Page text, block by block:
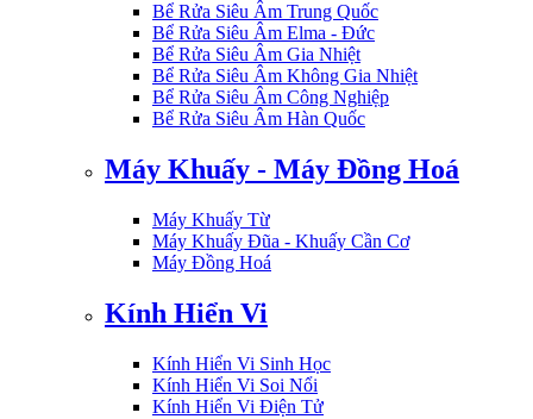
Bể Rửa Siêu Âm Trung Quốc
Bể Rửa Siêu Âm Elma - Đức
Bể Rửa Siêu Âm Gia Nhiệt
Bể Rửa Siêu Âm Không Gia Nhiệt
Bể Rửa Siêu Âm Công Nghiệp
Bể Rửa Siêu Âm Hàn Quốc
Máy Khuấy - Máy Đồng Hoá
Máy Khuấy Từ
Máy Khuấy Đũa - Khuấy Cần Cơ
Máy Đồng Hoá
Kính Hiển Vi
Kính Hiển Vi Sinh Học
Kính Hiển Vi Soi Nổi
Kính Hiển Vi Điện Tử